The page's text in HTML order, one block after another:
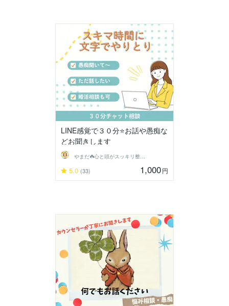
LINE感覚で３０分⭐️お話や愚痴な
どお聞きします
やまだ☘️心と頭がスッキリ整うサロン
5.0 (33) 1,000円